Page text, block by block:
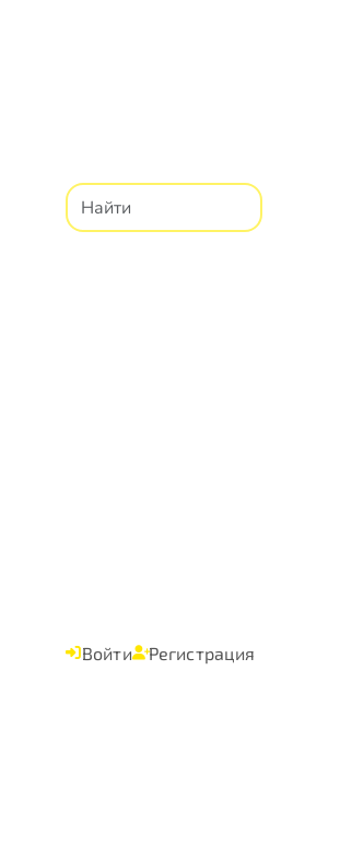
Войти Регистрация